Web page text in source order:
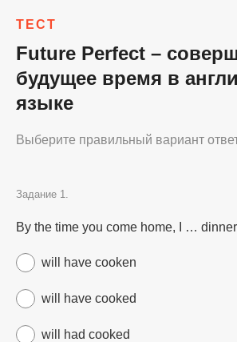
ТЕСТ
Future Perfect –
будущее время в
языке
Выберите правильный вариант
Задание 1.
By the time you come home, I …
will have cooken
will have cooked
will had cooked